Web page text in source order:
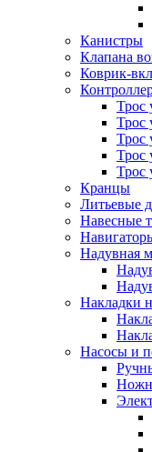
Канистры
Клапана
Коврик-
Трос
Трос
Трос
Трос
Трос
Кранцы
Литьевые
Навесные
Надувная
Накладки
Насосы и